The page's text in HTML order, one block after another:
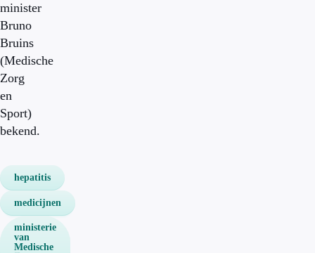
minister
Bruno
Bruins
(Medische
Zorg
en
Sport)
bekend.
hepatitis
medicijnen
ministerie
van
Medische